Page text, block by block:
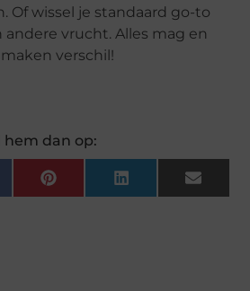
Of wissel je standaard go-to
andere vrucht. Alles mag en
verschil!
hem dan op:
PinterestLinkedInEmail